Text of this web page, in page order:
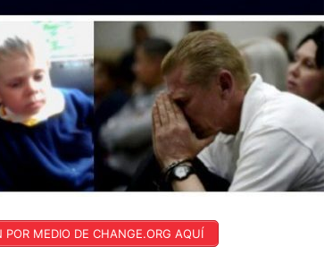
POR MEDIO DE CHANGE.ORG AQUÍ